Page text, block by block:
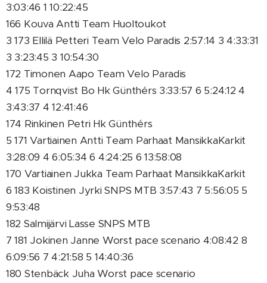
3:03:46 1 10:22:45
166 Kouva Antti Team Huoltoukot
3 173 Ellilä Petteri Team Velo Paradis 2:57:14 3 4:33:31
3 3:23:45 3 10:54:30
172 Timonen Aapo Team Velo Paradis
4 175 Tornqvist Bo Hk Günthérs 3:33:57 6 5:24:12 4
3:43:37 4 12:41:46
174 Rinkinen Petri Hk Günthérs
5 171 Vartiainen Antti Team Parhaat MansikkaKarkit
3:28:09 4 6:05:34 6 4:24:25 6 13:58:08
170 Vartiainen Jukka Team Parhaat MansikkaKarkit
6 183 Koistinen Jyrki SNPS MTB 3:57:43 7 5:56:05 5
9:53:48
182 Salmijärvi Lasse SNPS MTB
7 181 Jokinen Janne Worst pace scenario 4:08:42 8
6:09:56 7 4:21:58 5 14:40:36
180 Stenbäck Juha Worst pace scenario